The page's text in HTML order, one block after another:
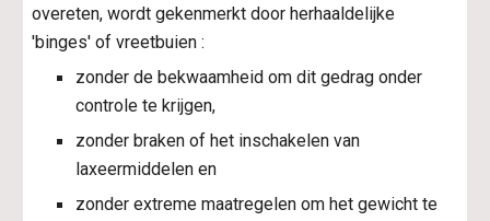
overeten, wordt gekenmerkt door herhaaldelijke
'binges' of vreetbuien :
zonder de bekwaamheid om dit gedrag onder
controle te krijgen,
zonder braken of het inschakelen van
laxeermiddelen en
zonder extreme maatregelen om het gewicht te